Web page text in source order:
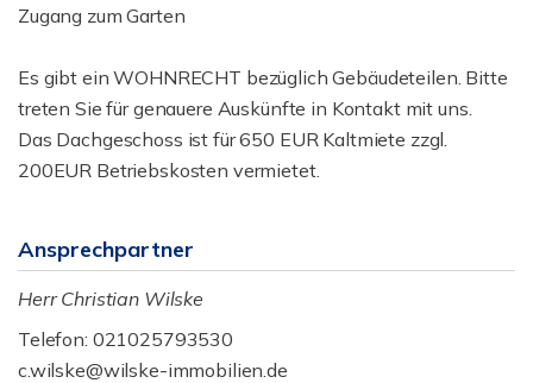
Zugang zum Garten
Es gibt ein WOHNRECHT bezüglich Gebäudeteilen. Bitte
treten Sie für genauere Auskünfte in Kontakt mit uns.
Das Dachgeschoss ist für 650 EUR Kaltmiete zzgl.
200EUR Betriebskosten vermietet.
Ansprechpartner
Herr Christian Wilske
Telefon: 021025793530
c.wilske@wilske-immobilien.de